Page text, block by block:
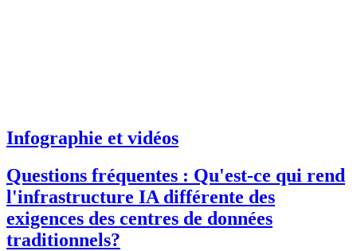
Infographie et vidéos
Questions fréquentes : Qu'est-ce qui rend
l'infrastructure IA différente des
exigences des centres de données
traditionnels?